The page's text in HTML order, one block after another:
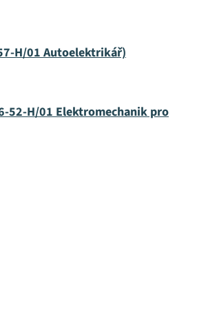
H/01 Autoelektrikář)
52-H/01 Elektromechanik pro